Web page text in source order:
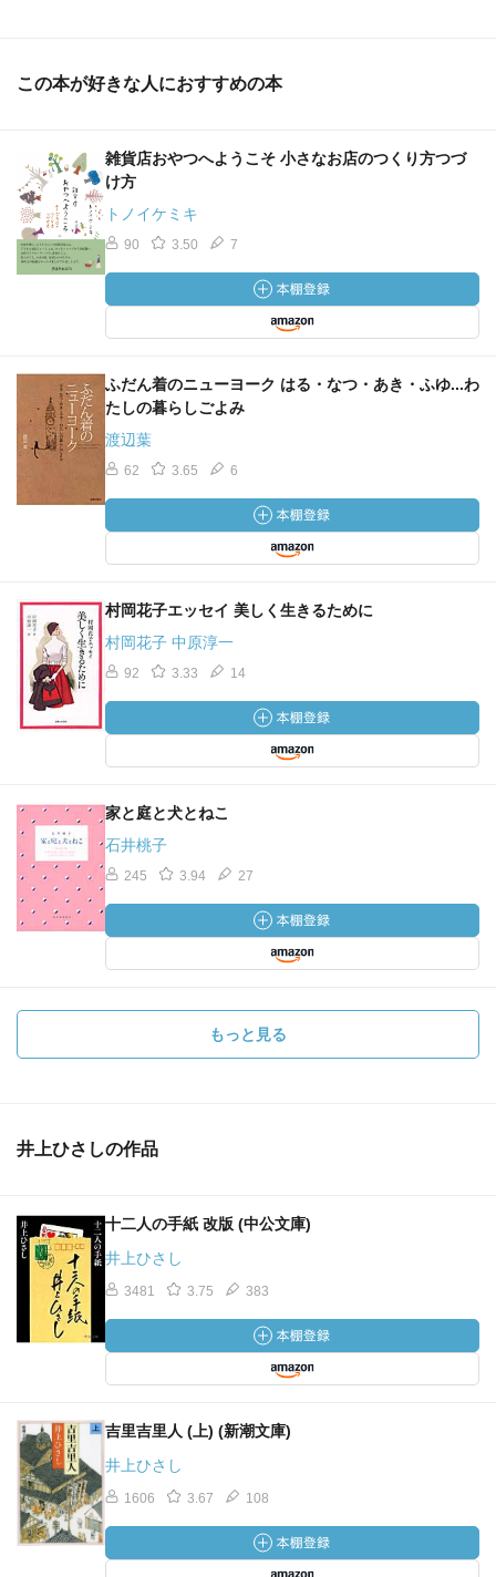
この本が好きな人におすすめの本
雑貨店おやつへようこそ 小さなお店のつくり方つづ
け方
トノイケミキ
90 3.50 7
ふだん着のニューヨーク はる・なつ・あき・ふゆ...わ
たしの暮らしごよみ
渡辺葉
62 3.65 6
村岡花子エッセイ 美しく生きるために
村岡花子 中原淳一
92 3.33 14
家と庭と犬とねこ
石井桃子
245 3.94 27
もっと見る
井上ひさしの作品
十二人の手紙 改版 (中公文庫)
井上ひさし
3481 3.75 383
吉里吉里人 (上) (新潮文庫)
井上ひさし
1606 3.67 108